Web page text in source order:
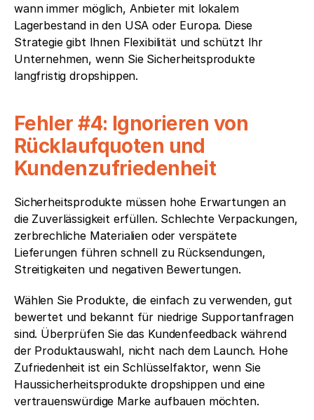
wann immer möglich, Anbieter mit lokalem
Lagerbestand in den USA oder Europa. Diese
Strategie gibt Ihnen Flexibilität und schützt Ihr
Unternehmen, wenn Sie Sicherheitsprodukte
langfristig dropshippen.
Fehler #4: Ignorieren von
Rücklaufquoten und
Kundenzufriedenheit
Sicherheitsprodukte müssen hohe Erwartungen an
die Zuverlässigkeit erfüllen. Schlechte Verpackungen,
zerbrechliche Materialien oder verspätete
Lieferungen führen schnell zu Rücksendungen,
Streitigkeiten und negativen Bewertungen.
Wählen Sie Produkte, die einfach zu verwenden, gut
bewertet und bekannt für niedrige Supportanfragen
sind. Überprüfen Sie das Kundenfeedback während
der Produktauswahl, nicht nach dem Launch. Hohe
Zufriedenheit ist ein Schlüsselfaktor, wenn Sie
Haussicherheitsprodukte dropshippen und eine
vertrauenswürdige Marke aufbauen möchten.